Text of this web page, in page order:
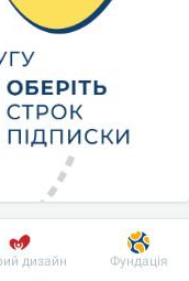
Пацієнту
дизайн Фундація